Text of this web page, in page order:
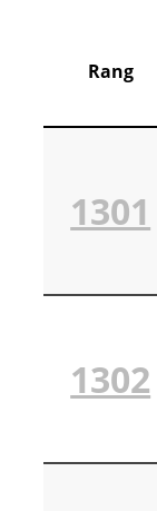
Rang
1301
1302